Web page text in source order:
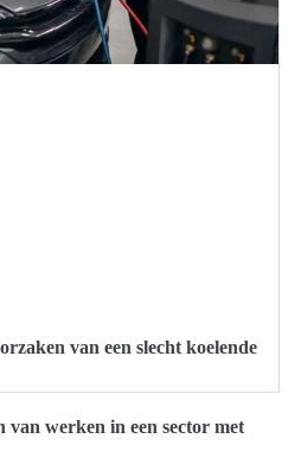
van een slecht koelende
van werken in een sector met